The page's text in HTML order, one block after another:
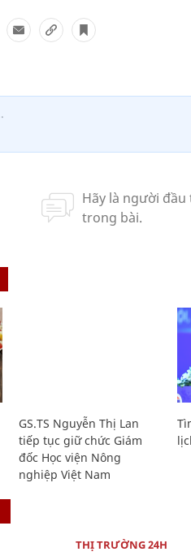
GS.TS Nguyễn Thị Lan
tiếp tục giữ chức Giám
đốc Học viện Nông
nghiệp Việt Nam
THỊ TRƯỜNG 24H